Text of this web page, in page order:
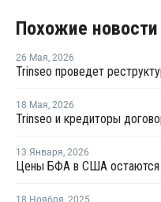
Похожие новости
26 Мая, 2026
18 Мая, 2026
13 Января, 2026
18 Ноября, 2025